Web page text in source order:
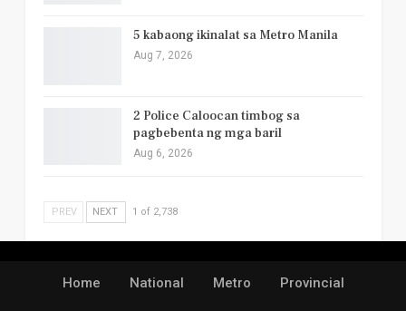
5 kabaong ikinalat sa Metro Manila
Aug 7, 2026
2 Police Caloocan timbog sa
pagbebenta ng mga baril
Aug 6, 2026
PREV NEXT 1 of 2,738
Home National Metro Provincial